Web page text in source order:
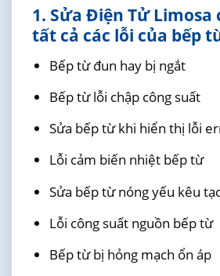
1. Sửa Điện Tử Limosa
tất cả các lỗi của bếp
Bếp từ đun hay bị ngắt
Bếp từ lỗi chập công suất
Sửa bếp từ khi hiển thị lỗi
Lỗi cảm biến nhiệt bếp từ
Sửa bếp từ nóng yếu kêu
Lỗi công suất nguồn bếp từ
Bếp từ bị hỏng mạch ổn áp